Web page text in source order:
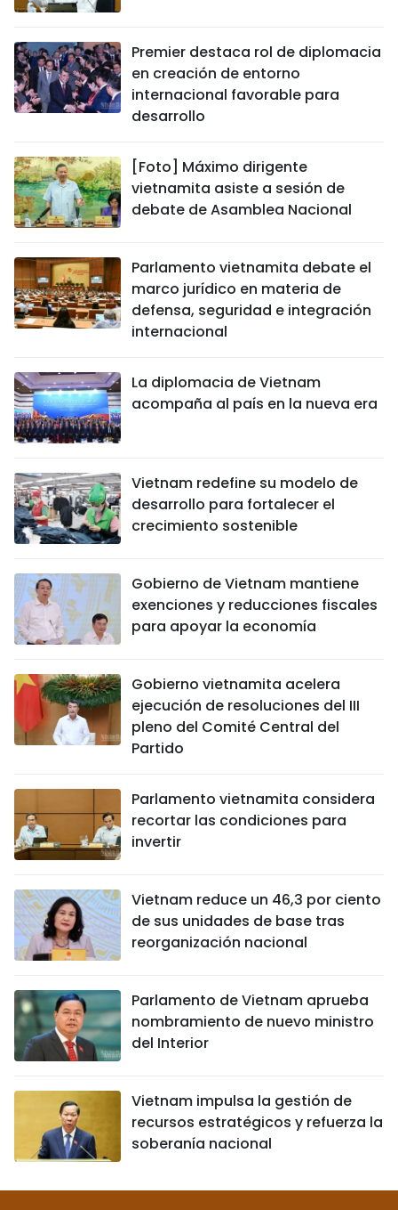
Premier destaca rol de diplomacia
en creación de entorno
internacional favorable para
desarrollo
[Foto] Máximo dirigente
vietnamita asiste a sesión de
debate de Asamblea Nacional
Parlamento vietnamita debate el
marco jurídico en materia de
defensa, seguridad e integración
internacional
La diplomacia de Vietnam
acompaña al país en la nueva era
Vietnam redefine su modelo de
desarrollo para fortalecer el
crecimiento sostenible
Gobierno de Vietnam mantiene
exenciones y reducciones fiscales
para apoyar la economía
Gobierno vietnamita acelera
ejecución de resoluciones del III
pleno del Comité Central del
Partido
Parlamento vietnamita considera
recortar las condiciones para
invertir
Vietnam reduce un 46,3 por ciento
de sus unidades de base tras
reorganización nacional
Parlamento de Vietnam aprueba
nombramiento de nuevo ministro
del Interior
Vietnam impulsa la gestión de
recursos estratégicos y refuerza la
soberanía nacional